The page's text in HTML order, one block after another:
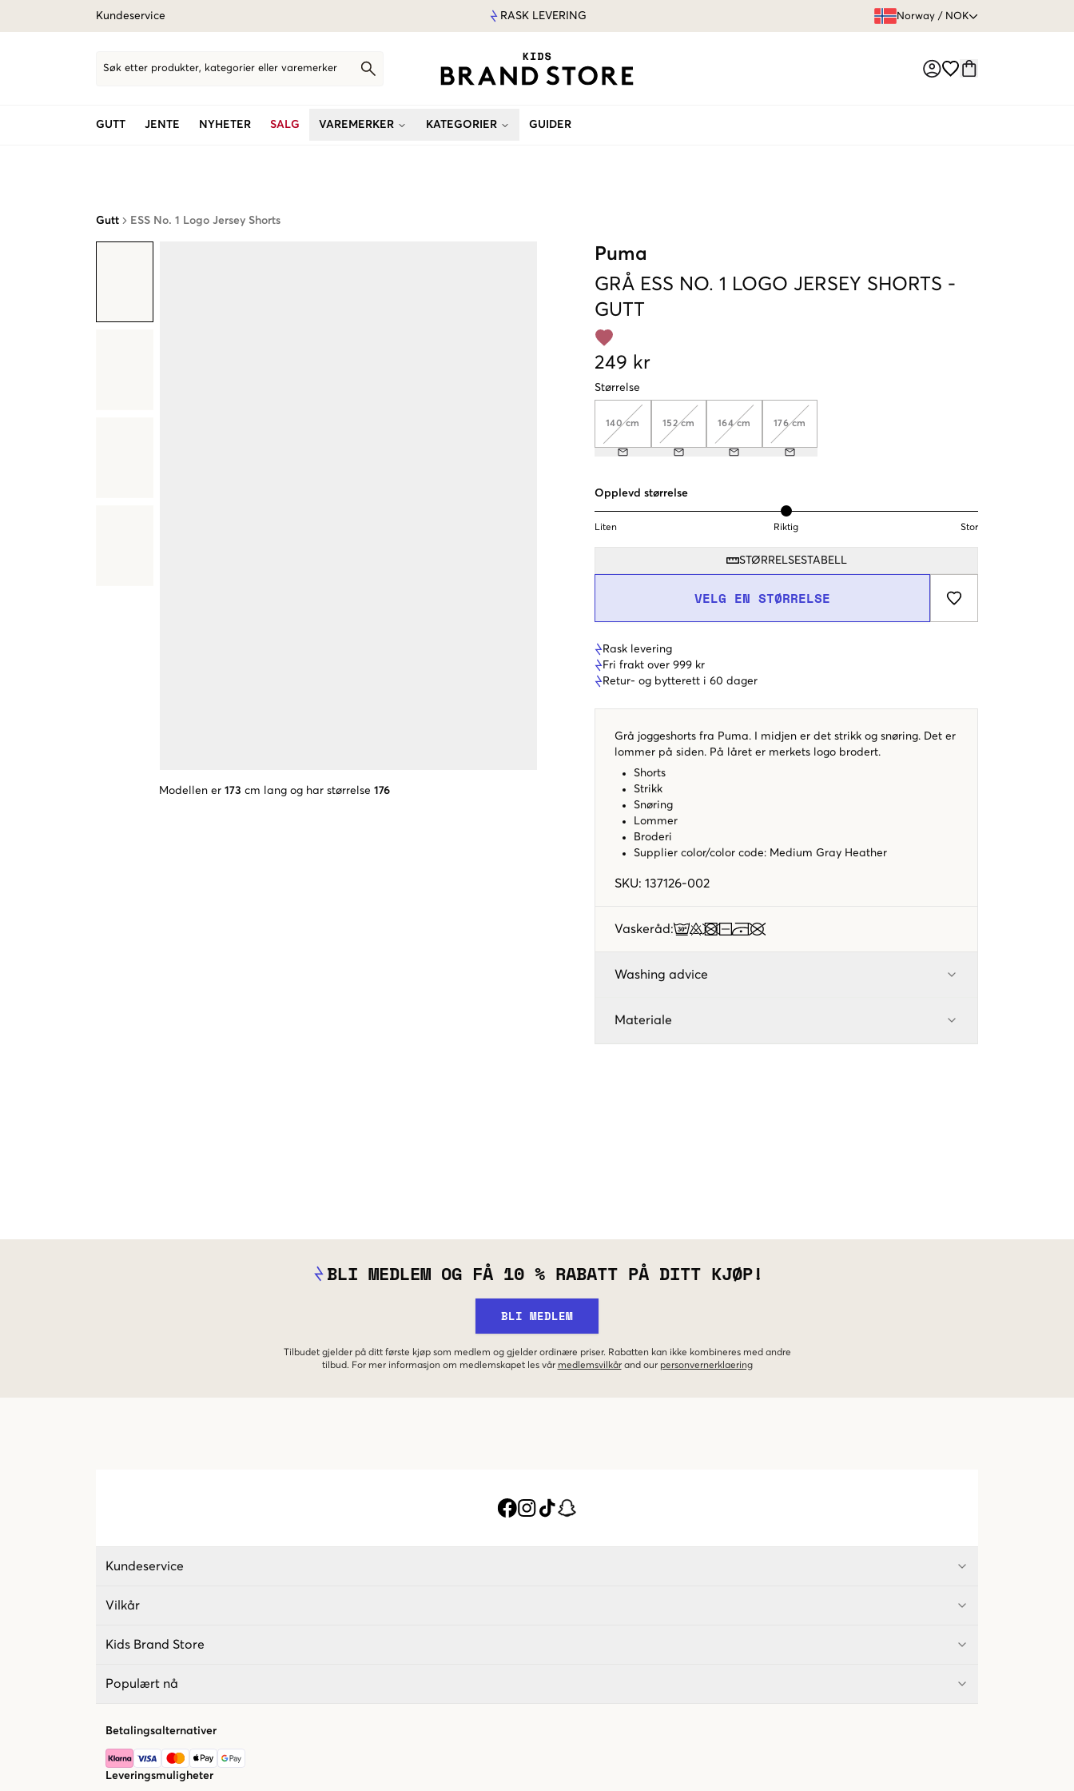
Kundeservice RASK LEVERING Norway / NOK
Søk etter produkter, kategorier eller varemerker
GUTT JENTE NYHETER SALG VAREMERKER KATEGORIER GUIDER
Gutt ESS No. 1 Logo Jersey Shorts
Modellen er 173 cm lang og har størrelse 176
Puma
GRÅ ESS NO. 1 LOGO JERSEY SHORTS -
GUTT
249 kr
Størrelse
140 cm 152 cm 164 cm 176 cm
Opplevd størrelse
Liten Riktig Stor
STØRRELSESTABELL
VELG EN STØRRELSE
Rask levering
Fri frakt over 999 kr
Retur- og bytterett i 60 dager
Grå joggeshorts fra Puma. I midjen er det strikk og snøring. Det er
lommer på siden. På låret er merkets logo brodert.
Shorts
Strikk
Snøring
Lommer
Broderi
Supplier color/color code: Medium Gray Heather
SKU: 137126-002
Vaskeråd:
Washing advice
Materiale
BLI MEDLEM OG FÅ 10 % RABATT PÅ DITT KJØP!
BLI MEDLEM
Tilbudet gjelder på ditt første kjøp som medlem og gjelder ordinære priser. Rabatten kan ikke kombineres med andre
tilbud. For mer informasjon om medlemskapet les vår medlemsvilkår and our personvernerklaering
Kundeservice
Vilkår
Kids Brand Store
Populært nå
Betalingsalternativer
Leveringsmuligheter